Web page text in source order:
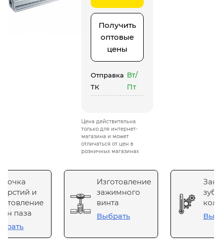
Получить
оптовые
цены
Отправка
ТК
Вт/
Пт
Цена действительна
только для интернет-
магазина и может
отличаться от цен в
розничных магазинах
и
паза
Изготовление
зажимного
винта
Выбрать